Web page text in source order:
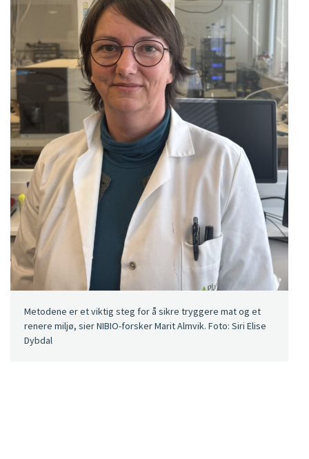
Metodene er et viktig steg for å sikre tryggere mat og et
renere miljø, sier NIBIO-forsker Marit Almvik. Foto: Siri Elise
Dybdal